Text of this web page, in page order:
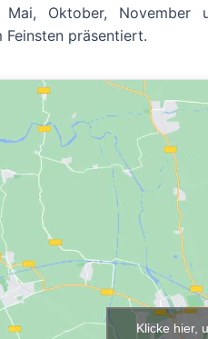
Oktober, November
Feinsten präsentiert.
Klicke hier,